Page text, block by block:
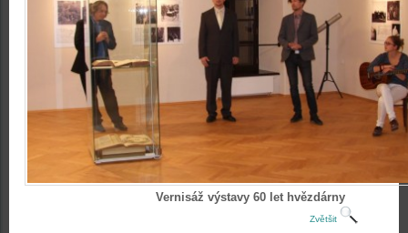
Vernisáž výstavy 60 let hvězdárny
Zvětšit